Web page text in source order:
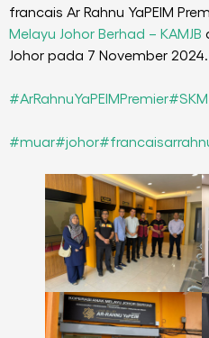
francais Ar Rahnu YaPEIM
Melayu Johor Berhad – KAMJB
Johor pada 7 November 2024.
#ArRahnuYaPEIMPremier#SKM
#muar#johor